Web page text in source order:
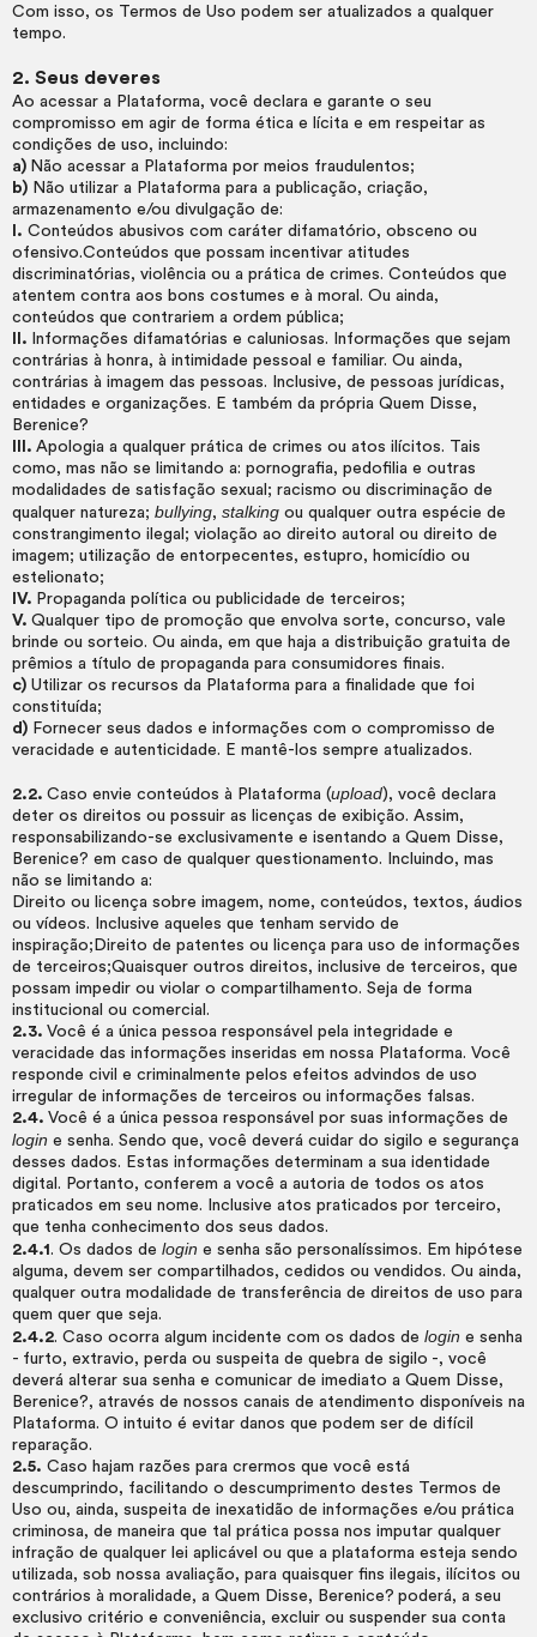
Com isso, os Termos de Uso podem ser atualizados a qualquer
tempo.
2. Seus deveres
Ao acessar a Plataforma, você declara e garante o seu
compromisso em agir de forma ética e lícita e em respeitar as
condições de uso, incluindo:
a) Não acessar a Plataforma por meios fraudulentos;
b) Não utilizar a Plataforma para a publicação, criação,
armazenamento e/ou divulgação de:
I. Conteúdos abusivos com caráter difamatório, obsceno ou
ofensivo.Conteúdos que possam incentivar atitudes
discriminatórias, violência ou a prática de crimes. Conteúdos que
atentem contra aos bons costumes e à moral. Ou ainda,
conteúdos que contrariem a ordem pública;
II. Informações difamatórias e caluniosas. Informações que sejam
contrárias à honra, à intimidade pessoal e familiar. Ou ainda,
contrárias à imagem das pessoas. Inclusive, de pessoas jurídicas,
entidades e organizações. E também da própria Quem Disse,
Berenice?
III. Apologia a qualquer prática de crimes ou atos ilícitos. Tais
como, mas não se limitando a: pornografia, pedofilia e outras
modalidades de satisfação sexual; racismo ou discriminação de
qualquer natureza; bullying, stalking ou qualquer outra espécie de
constrangimento ilegal; violação ao direito autoral ou direito de
imagem; utilização de entorpecentes, estupro, homicídio ou
estelionato;
IV. Propaganda política ou publicidade de terceiros;
V. Qualquer tipo de promoção que envolva sorte, concurso, vale
brinde ou sorteio. Ou ainda, em que haja a distribuição gratuita de
prêmios a título de propaganda para consumidores finais.
c) Utilizar os recursos da Plataforma para a finalidade que foi
constituída;
d) Fornecer seus dados e informações com o compromisso de
veracidade e autenticidade. E mantê-los sempre atualizados.
2.2. Caso envie conteúdos à Plataforma (upload), você declara
deter os direitos ou possuir as licenças de exibição. Assim,
responsabilizando-se exclusivamente e isentando a Quem Disse,
Berenice? em caso de qualquer questionamento. Incluindo, mas
não se limitando a:
Direito ou licença sobre imagem, nome, conteúdos, textos, áudios
ou vídeos. Inclusive aqueles que tenham servido de
inspiração;Direito de patentes ou licença para uso de informações
de terceiros;Quaisquer outros direitos, inclusive de terceiros, que
possam impedir ou violar o compartilhamento. Seja de forma
institucional ou comercial.
2.3. Você é a única pessoa responsável pela integridade e
veracidade das informações inseridas em nossa Plataforma. Você
responde civil e criminalmente pelos efeitos advindos de uso
irregular de informações de terceiros ou informações falsas.
2.4. Você é a única pessoa responsável por suas informações de
login e senha. Sendo que, você deverá cuidar do sigilo e segurança
desses dados. Estas informações determinam a sua identidade
digital. Portanto, conferem a você a autoria de todos os atos
praticados em seu nome. Inclusive atos praticados por terceiro,
que tenha conhecimento dos seus dados.
2.4.1 . Os dados de login e senha são personalíssimos. Em hipótese
alguma, devem ser compartilhados, cedidos ou vendidos. Ou ainda,
qualquer outra modalidade de transferência de direitos de uso para
quem quer que seja.
2.4.2. Caso ocorra algum incidente com os dados de login e senha
- furto, extravio, perda ou suspeita de quebra de sigilo -, você
deverá alterar sua senha e comunicar de imediato a Quem Disse,
Berenice?, através de nossos canais de atendimento disponíveis na
Plataforma. O intuito é evitar danos que podem ser de difícil
reparação.
2.5. Caso hajam razões para crermos que você está
descumprindo, facilitando o descumprimento destes Termos de
Uso ou, ainda, suspeita de inexatidão de informações e/ou prática
criminosa, de maneira que tal prática possa nos imputar qualquer
infração de qualquer lei aplicável ou que a plataforma esteja sendo
utilizada, sob nossa avaliação, para quaisquer fins ilegais, ilícitos ou
contrários à moralidade, a Quem Disse, Berenice? poderá, a seu
exclusivo critério e conveniência, excluir ou suspender sua conta